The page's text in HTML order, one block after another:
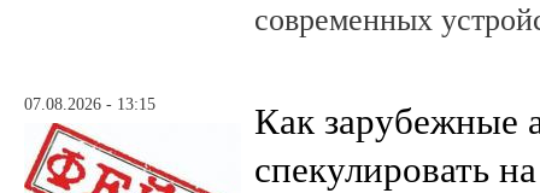
современных
07.08.2026 - 13:15
Как зарубежные
спекулировать